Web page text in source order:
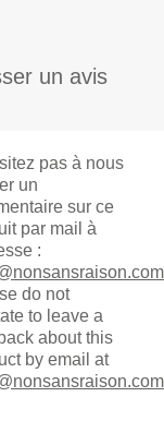
un avis
pas à nous
un
sur ce
par mail à
:
do not
to leave a
about this
by email at